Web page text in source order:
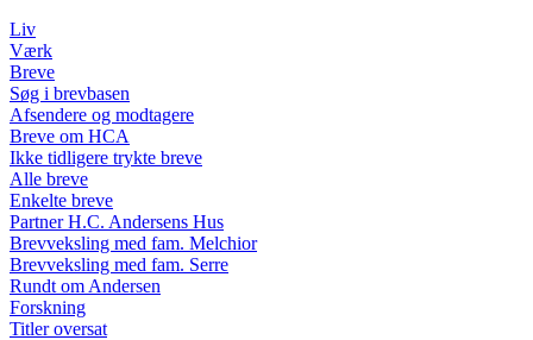
Liv
Værk
Breve
Søg i brevbasen
Afsendere og modtagere
Breve om HCA
Ikke tidligere trykte breve
Alle breve
Enkelte breve
Partner H.C. Andersens Hus
Brevveksling med fam. Melchior
Brevveksling med fam. Serre
Rundt om Andersen
Forskning
Titler oversat